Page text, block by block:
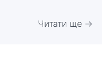
Читати ще →